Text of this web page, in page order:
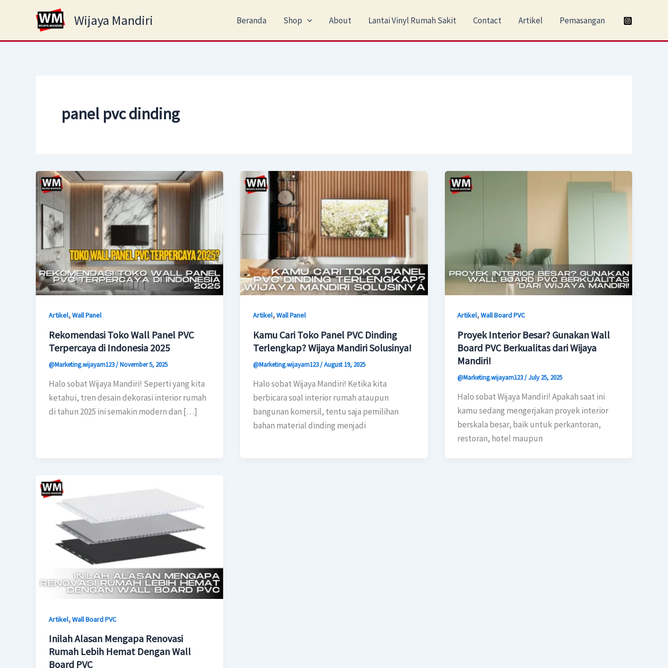
Wijaya Mandiri Beranda Shop About Lantai Vinyl Rumah Sakit Contact Artikel Pemasangan
panel pvc dinding
Artikel,Wall Panel
Rekomendasi Toko Wall Panel PVC
Terpercaya di Indonesia 2025
@Marketing.wijayam123/November 5, 2025
Halo sobat Wijaya Mandiri! Seperti yang kita
ketahui, tren desain dekorasi interior rumah
di tahun 2025 ini semakin modern dan […]
Artikel,Wall Panel
Kamu Cari Toko Panel PVC Dinding
Terlengkap? Wijaya Mandiri Solusinya!
@Marketing.wijayam123/August 19, 2025
Halo sobat Wijaya Mandiri! Ketika kita
berbicara soal interior rumah ataupun
bangunan komersil, tentu saja pemilihan
bahan material dinding menjadi
Artikel,Wall Board PVC
Proyek Interior Besar? Gunakan Wall
Board PVC Berkualitas dari Wijaya
Mandiri!
@Marketing.wijayam123/July 25, 2025
Halo sobat Wijaya Mandiri! Apakah saat ini
kamu sedang mengerjakan proyek interior
berskala besar, baik untuk perkantoran,
restoran, hotel maupun
Artikel,Wall Board PVC
Inilah Alasan Mengapa Renovasi
Rumah Lebih Hemat Dengan Wall
Board PVC